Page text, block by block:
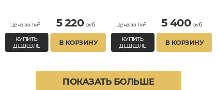
Цена за 1 м² 5 220 руб.
КУПИТЬ
ДЕШЕВЛЕ
В КОРЗИНУ
Цена за 1 м² 5 400 руб.
КУПИТЬ
ДЕШЕВЛЕ
В КОРЗИНУ
ПОКАЗАТЬ БОЛЬШЕ